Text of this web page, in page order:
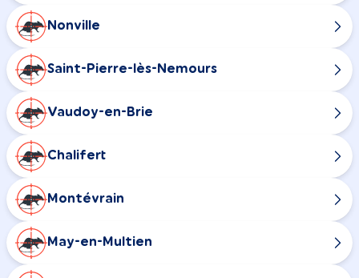
Nonville
Saint-Pierre-lès-Nemours
Vaudoy-en-Brie
Chalifert
Montévrain
May-en-Multien